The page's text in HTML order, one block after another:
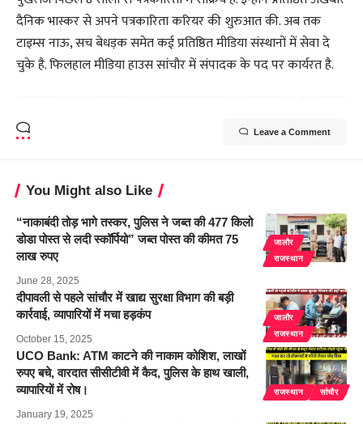
दैनिक भास्कर से अपने पत्रकारिता करियर की शुरुआत की. अब तक
टाइम्स नाऊ, सच बेधड़क समेत कई प्रतिष्ठित मीडिया संस्थानों में सेवा दे
चुके है. फिलहाल मीडिया हाउस सांचौर में संपादक के पद पर कार्यरत है.
Leave a Comment
You Might also Like
जालौर
राजस्थान
“नाकाबंदी तोड़ भागे तस्कर, पुलिस ने जब्त की 477 किलो
डोडा पोस्त से लदी स्कॉर्पियो” जब्त पोस्त की कीमत 75
लाख रुपए
June 28, 2025
जालौर
राजस्थान
दीपावली से पहले सांचौर में खाद्य सुरक्षा विभाग की बड़ी
कार्रवाई, व्यापारियों में मचा हड़कंप
October 15, 2025
राजस्थान सांचौर
UCO Bank: ATM काटने की नाकाम कोशिश, लाखों
रुपए बचे, वारदात सीसीटीवी में कैद, पुलिस के हाथ खाली,
व्यापारियों में रोष।
January 19, 2025